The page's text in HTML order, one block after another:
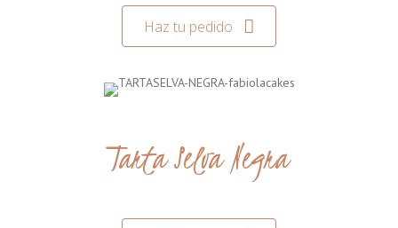
Haz tu pedido
Tarta Selva Negra